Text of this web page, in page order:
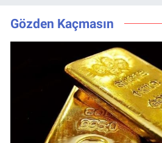
Gözden Kaçmasın